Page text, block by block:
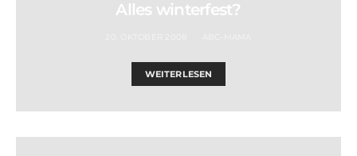
Alles winterfest?
WEITERLESEN